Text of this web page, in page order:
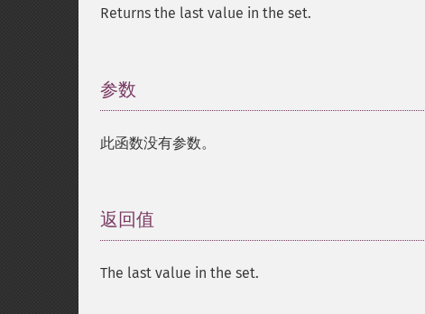
Returns the last value in the set.
参数
此函数没有参数。
返回值
The last value in the set.